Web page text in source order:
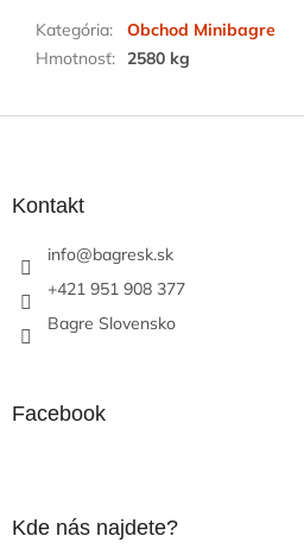
Kategória:
Obchod Minibagre
Hmotnosť: 2580 kg
Kontakt
info@bagresk.sk
+421 951 908 377
Bagre Slovensko
Facebook
Kde nás najdete?